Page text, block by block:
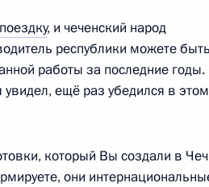
поездку, и чеченский народ
республики можете быть
работы за последние годы.
ещё раз убедился в
который Вы создали в
они